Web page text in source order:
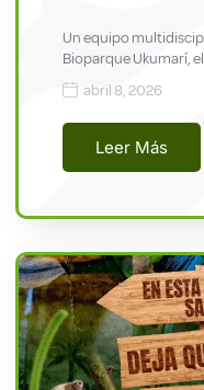
Un equipo
Bioparque Ukumarí,
abril 8, 2026
Leer Más